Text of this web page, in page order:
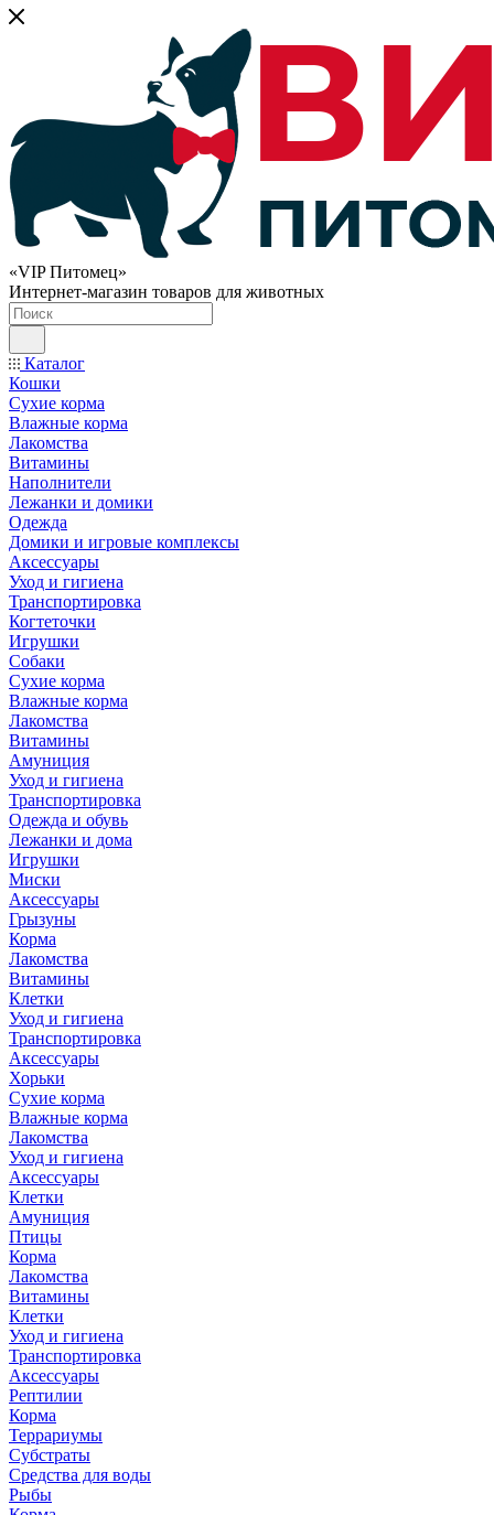
«VIP Питомец»
Интернет-магазин товаров для животных
Каталог
Кошки
Сухие корма
Влажные корма
Лакомства
Витамины
Наполнители
Лежанки и домики
Одежда
Домики и игровые комплексы
Аксессуары
Уход и гигиена
Транспортировка
Когтеточки
Игрушки
Собаки
Сухие корма
Влажные корма
Лакомства
Витамины
Амуниция
Уход и гигиена
Транспортировка
Одежда и обувь
Лежанки и дома
Игрушки
Миски
Аксессуары
Грызуны
Корма
Лакомства
Витамины
Клетки
Уход и гигиена
Транспортировка
Аксессуары
Хорьки
Сухие корма
Влажные корма
Лакомства
Уход и гигиена
Аксессуары
Клетки
Амуниция
Птицы
Корма
Лакомства
Витамины
Клетки
Уход и гигиена
Транспортировка
Аксессуары
Рептилии
Корма
Террариумы
Субстраты
Средства для воды
Рыбы